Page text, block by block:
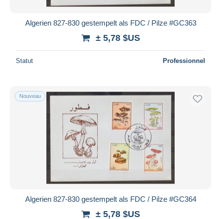
Algerien 827-830 gestempelt als FDC / Pilze #GC363
± 5,78 $US
Statut Professionnel
Nouveau
Algerien 827-830 gestempelt als FDC / Pilze #GC364
± 5,78 $US